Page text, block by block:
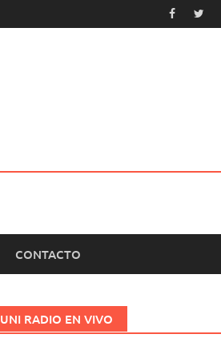
CONTACTO
UNI RADIO EN VIVO